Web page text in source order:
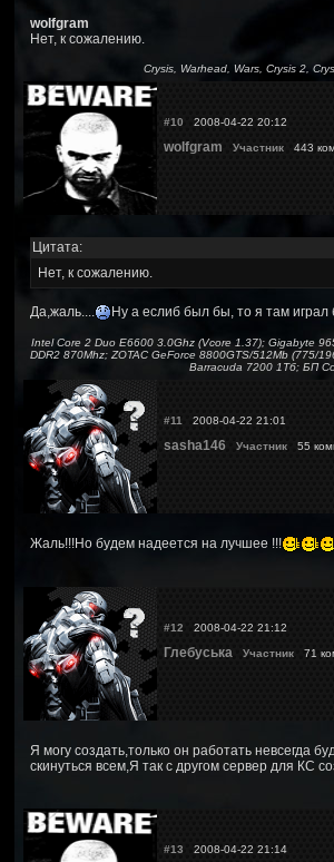
wolfgram
Нет, к сожалению.
Crysis, Warhead, Wars, Crysis 2,
#10 2008-04-22 20:12
wolfgram Участник 443
Цитата:
Нет, к сожалению.
Да,жаль.... Ну а еслиб был бы, то я там играл
Intel Core 2 Duo E6600 3.0Ghz (Vcore 1.37); Gigabyte
DDR2 870Mhz; ZOTAC GeForce 8800GTS/512Mb (775/
Barracuda 7200 1Тб; БП
#11 2008-04-22 21:01
sasha146 Участник 55
Жаль!!!Но будем надеется на лучшее !!!
#12 2008-04-22 21:12
Глебуська Участник 71
Я могу создать,только он работать невсегда
скинуться всем,Я так с другом сервер для КС
#13 2008-04-22 21:14